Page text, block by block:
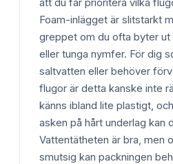
att du får prioritera vilka
Foam-inlägget är slitstarkt
greppet om du ofta byter ut
eller tunga nymfer. För dig
saltvatten eller behöver
flugor är detta kanske inte
känns ibland lite plastigt,
asken på hårt underlag kan
Vattentätheten är bra, men
smutsig kan packningen